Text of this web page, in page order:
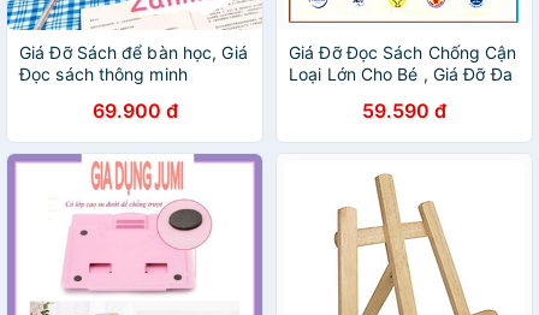
Giá Đỡ Sách để bàn học, Giá
Đọc sách thông minh
69.900 đ
Giá Đỡ Đọc Sách Chống Cận
Loại Lớn Cho Bé , Giá Đỡ Đa
Thoại ..vv Gấp Gọn - Hàng
Việt Nam
59.590 đ